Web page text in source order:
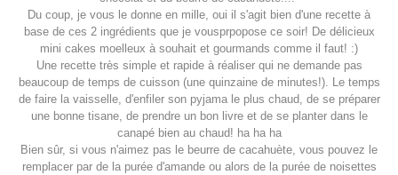
Du coup, je vous le donne en mille, oui il s'agit bien d'une recette à
base de ces 2 ingrédients que je vousprpopose ce soir! De délicieux
mini cakes moelleux à souhait et gourmands comme il faut! :)
Une recette très simple et rapide à réaliser qui ne demande pas
beaucoup de temps de cuisson (une quinzaine de minutes!). Le temps
de faire la vaisselle, d'enfiler son pyjama le plus chaud, de se préparer
une bonne tisane, de prendre un bon livre et de se planter dans le
canapé bien au chaud! ha ha ha
Bien sûr, si vous n'aimez pas le beurre de cacahuète, vous pouvez le
remplacer par de la purée d'amande ou alors de la purée de noisettes